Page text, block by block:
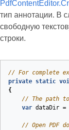
тип аннотации. В
свободную
строки.
// For complete
private static
{
// The path
var dataDir =
// Open PDF